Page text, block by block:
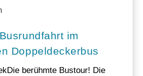
im
Doppeldeckerbus
berühmte Bustour! Die